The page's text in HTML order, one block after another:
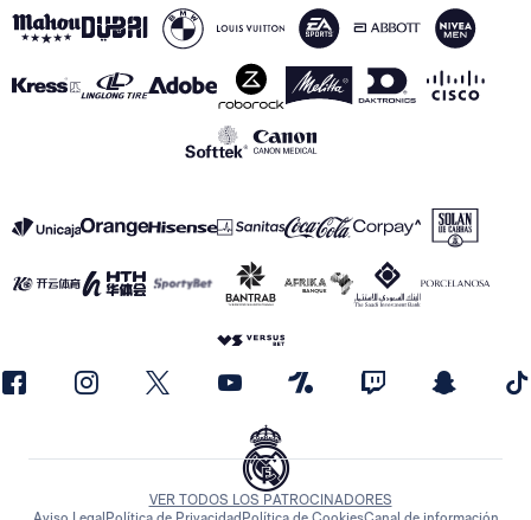
VER TODOS LOS PATROCINADORES